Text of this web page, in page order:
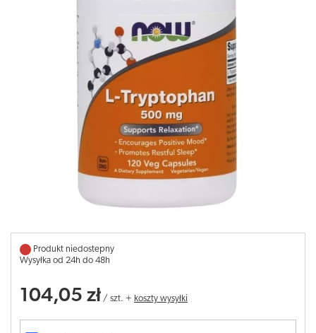
Produkt niedostepny
Wysyłka od 24h do 48h
104,05 zł / szt. + koszty wysyłki